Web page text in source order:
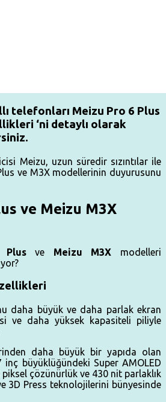
telefonları Meizu Pro 6 Plus
‘ni detaylı olarak
Meizu, uzun süredir sızıntılar ile
ve M3X modellerinin duyurusunu
ve Meizu M3X
ve Meizu M3X modelleri
daha büyük ve daha parlak ekran
ve daha yüksek kapasiteli piliyle
daha büyük bir yapıda olan
inç büyüklüğündeki Super AMOLED
çözünürlük ve 430 nit parlaklık
3D Press teknolojilerini bünyesinde